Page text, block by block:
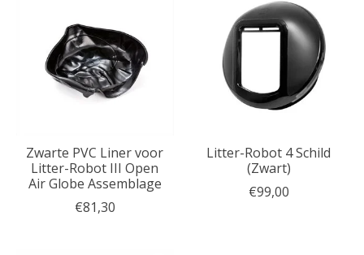
Zwarte PVC Liner voor
Litter-Robot III Open
Air Globe Assemblage
€81,30
Litter-Robot 4 Schild
(Zwart)
€99,00